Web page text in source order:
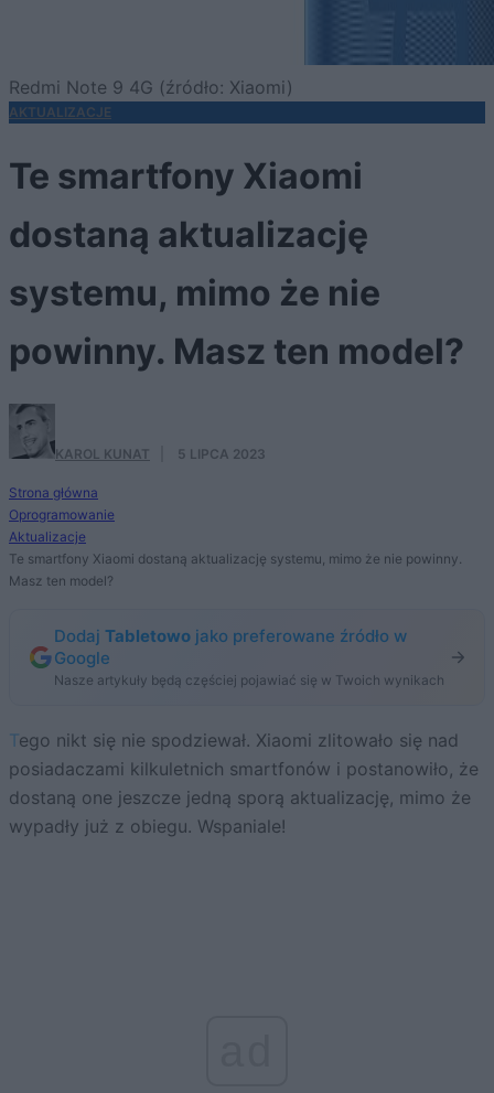
Redmi Note 9 4G (źródło: Xiaomi)
AKTUALIZACJE
Te smartfony Xiaomi
dostaną aktualizację
systemu, mimo że nie
powinny. Masz ten model?
KAROL KUNAT 5 LIPCA 2023
Strona główna
Oprogramowanie
Aktualizacje
Te smartfony Xiaomi dostaną aktualizację systemu, mimo że nie powinny.
Masz ten model?
Dodaj Tabletowo jako preferowane źródło w
Google
Nasze artykuły będą częściej pojawiać się w Twoich wynikach
Tego nikt się nie spodziewał. Xiaomi zlitowało się nad
posiadaczami kilkuletnich smartfonów i postanowiło, że
dostaną one jeszcze jedną sporą aktualizację, mimo że
wypadły już z obiegu. Wspaniale!